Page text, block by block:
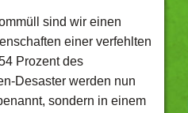
sind wir einen
einer verfehlten
Prozent des
Desaster werden nun
sondern in einem